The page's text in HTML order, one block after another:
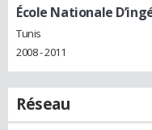
École Nationale
Tunis
2008 - 2011
Réseau